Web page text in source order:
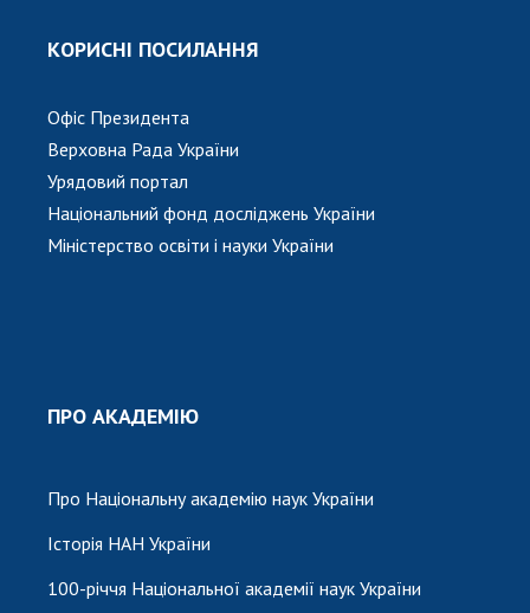
КОРИСНІ ПОСИЛАННЯ
Офіс Президента
Верховна Рада України
Урядовий портал
Національний фонд досліджень України
Міністерство освіти і науки України
ПРО АКАДЕМІЮ
Про Національну академію наук України
Історія НАН України
100-річчя Національної академії наук України